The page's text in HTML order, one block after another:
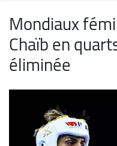
Mondiaux
Chaïb en
éliminée